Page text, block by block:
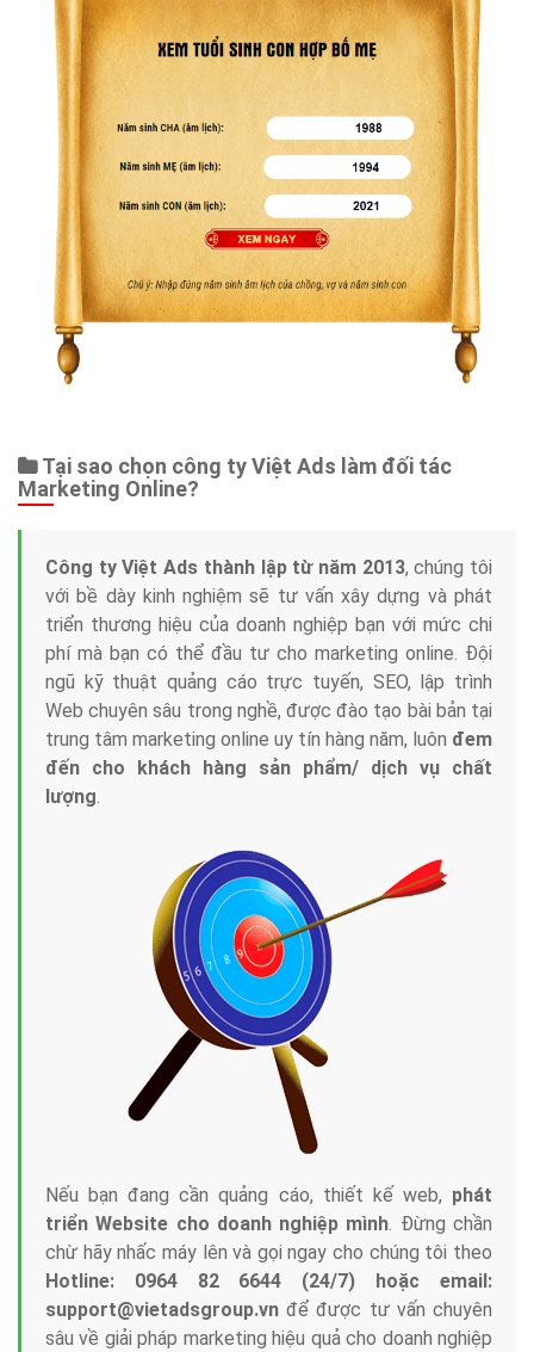
Tại sao chọn công ty Việt Ads làm đối tác
Marketing Online?
Công ty Việt Ads thành lập từ năm 2013, chúng tôi
với bề dày kinh nghiệm sẽ tư vấn xây dựng và phát
triển thương hiệu của doanh nghiệp bạn với mức chi
phí mà bạn có thể đầu tư cho marketing online. Đội
ngũ kỹ thuật quảng cáo trực tuyến, SEO, lập trình
Web chuyên sâu trong nghề, được đào tạo bài bản tại
trung tâm marketing online uy tín hàng năm, luôn đem
đến cho khách hàng sản phẩm/ dịch vụ chất
lượng.
Nếu bạn đang cần quảng cáo, thiết kế web, phát
triển Website cho doanh nghiệp mình. Đừng chần
chừ hãy nhấc máy lên và gọi ngay cho chúng tôi theo
Hotline: 0964 82 6644 (24/7) hoặc email:
support@vietadsgroup.vn để được tư vấn chuyên
sâu về giải pháp marketing hiệu quả cho doanh nghiệp